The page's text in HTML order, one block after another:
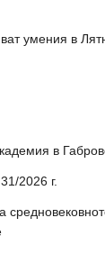
умения в
в
2026 г.